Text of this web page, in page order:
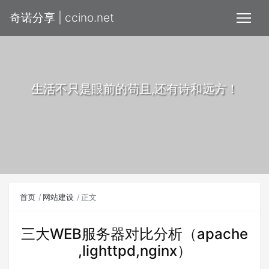
奇诺分享 | ccino.net
生活不只是眼前的苟且,还有诗和远方！
首页 网站建设 正文
三大WEB服务器对比分析（apache
,lighttpd,nginx）